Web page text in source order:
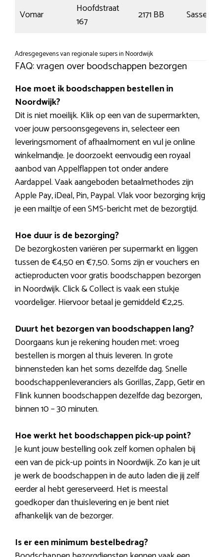
Vomar
Hoofdstraat
167
2171 BB
Adresgegevens van regionale supers in Noordwijk
FAQ: vragen over boodschappen bezorgen
Hoe moet ik boodschappen bestellen in
Noordwijk?
Dit is niet moeilijk. Klik op een van de supermarkten,
voer jouw persoonsgegevens in, selecteer een
leveringsmoment of afhaalmoment en vul je online
winkelmandje. Je doorzoekt eenvoudig een royaal
aanbod van Appelflappen tot onder andere
Aardappel. Vaak aangeboden betaalmethodes zijn
Apple Pay, iDeal, Pin, Paypal. Vlak voor bezorging krijg
je een mailtje of een SMS-bericht met de bezorgtijd.
Hoe duur is de bezorging?
De bezorgkosten variëren per supermarkt en liggen
tussen de €4,50 en €7,50. Soms zijn er vouchers en
actieproducten voor gratis boodschappen bezorgen
in Noordwijk. Click & Collect is vaak een stukje
voordeliger. Hiervoor betaal je gemiddeld €2,25.
Duurt het bezorgen van boodschappen lang?
Doorgaans kun je rekening houden met: vroeg
bestellen is morgen al thuis leveren. In grote
binnensteden kan het soms dezelfde dag. Snelle
boodschappenleveranciers als Gorillas, Zapp, Getir en
Flink kunnen boodschappen dezelfde dag bezorgen,
binnen 10 – 30 minuten.
Hoe werkt het boodschappen pick-up point?
Je kunt jouw bestelling ook zelf komen ophalen bij
een van de pick-up points in Noordwijk. Zo kan je uit
je werk de boodschappen in de auto laden die jij zelf
eerder al hebt gereserveerd. Het is meestal
goedkoper dan thuislevering en je bent niet
afhankelijk van de bezorger.
Is er een minimum bestelbedrag?